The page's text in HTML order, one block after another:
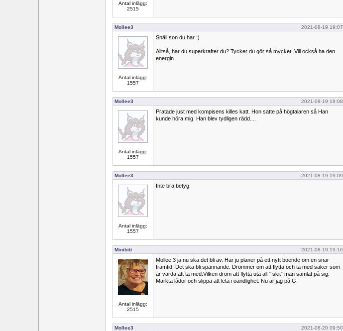
Antal inlägg:
2515
Mollee3 2021-08-19 19:07
Antal inlägg:
1557
Snäll son du har :)
Alltså, har du superkrafter du? Tycker du gör så mycket. Vill också ha den
energin
Mollee3 2021-08-19 19:08
Antal inlägg:
1557
Pratade just med kompisens killes katt. Hon satte på högtalaren så Han
kunde höra mig. Han blev tydligen rädd....
Mollee3 2021-08-19 19:09
Antal inlägg:
1557
Inte bra betyg.
Minibitt 2021-08-19 19:16
Antal inlägg:
2515
Mollee 3 ja nu ska det bli av. Har ju planer på ett nytt boende om en snar
framtid. Det ska bli spännande. Drömmer om att flytta och ta med saker som
är värda att ta med.Vilken dröm att flytta uta all ” skit” man samlat på sig.
Märkta lådor och slippa att leta i oändlighet. Nu är jag på G.
Mollee3 2021-08-20 09:50